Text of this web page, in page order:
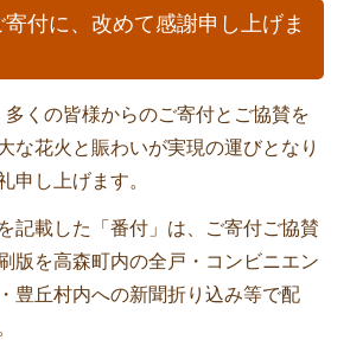
付に、改めて感謝申し上げま
くの皆様からのご寄付とご協賛を
な花火と賑わいが実現の運びとなり
申し上げます。
記載した「番付」は、ご寄付ご協賛
版を高森町内の全戸・コンビニエン
豊丘村内への新聞折り込み等で配